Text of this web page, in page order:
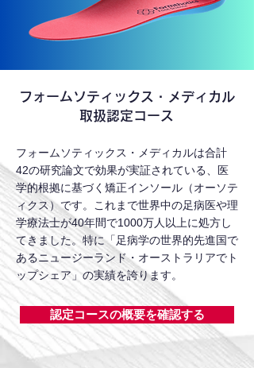
フォームソティックス・メディカル
取扱認定コース
フォームソティックス・メディカルは合計
42の研究論文で効果が実証されている、医
学的根拠に基づく矯正インソール（オーソテ
ィクス）です。これまで世界中の足病医や理
学療法士が40年間で1000万人以上に処方し
てきました。特に「足病学の世界的先進国で
あるニュージーランド・オーストラリアでト
ップシェア」の実績を誇ります。
認定コースの概要を確認する